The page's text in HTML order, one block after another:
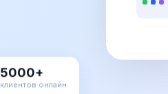
5000+
клиентов онлайн